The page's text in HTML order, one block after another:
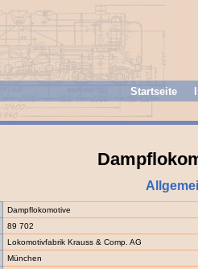
Startseite
Dampflokomotive
89 702
Lokomotivfabrik Krauss & Comp. AG
München